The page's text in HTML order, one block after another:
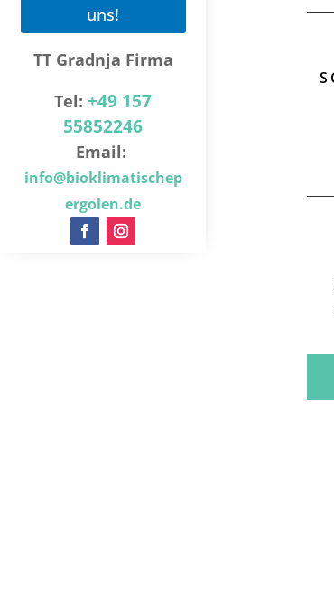
uns!
TT Gradnja Firma
Tel: +49 157
55852246
Email:
info@bioklimatischep
ergolen.de